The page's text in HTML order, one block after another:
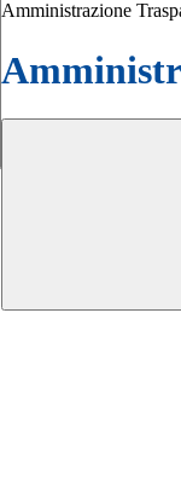
Amministrazione